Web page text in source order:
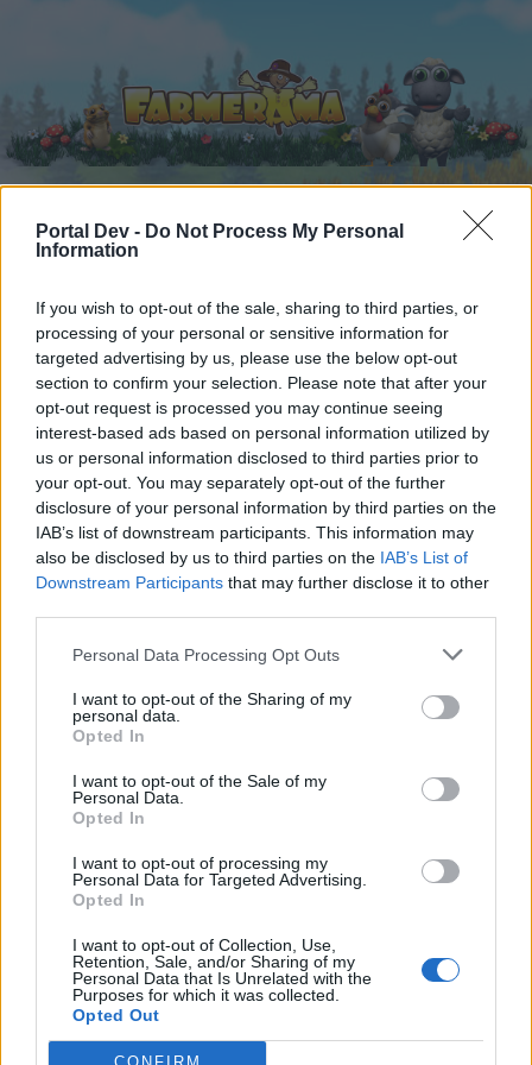
Portal Dev - Do Not Process My Personal
Information
If you wish to opt-out of the sale, sharing to third parties, or
processing of your personal or sensitive information for
targeted advertising by us, please use the below opt-out
section to confirm your selection. Please note that after your
opt-out request is processed you may continue seeing
interest-based ads based on personal information utilized by
us or personal information disclosed to third parties prior to
your opt-out. You may separately opt-out of the further
disclosure of your personal information by third parties on the
IAB’s list of downstream participants. This information may
also be disclosed by us to third parties on the IAB’s List of
Downstream Participants that may further disclose it to other
Personal Data Processing Opt Outs
I want to opt-out of the Sharing of my
personal data.
Opted In
I want to opt-out of the Sale of my
Personal Data.
Opted In
I want to opt-out of processing my
Personal Data for Targeted Advertising.
Opted In
I want to opt-out of Collection, Use,
Retention, Sale, and/or Sharing of my
Personal Data that Is Unrelated with the
Purposes for which it was collected.
Opted Out
CONFIRM
Archiv Rest Wörter mit 3 Buchstaben nach dem ABC (V)
Mitglieder, denen der Beitrag #142
gefällt
Liebe(r) Forum-Leser/in,
wenn Du in diesem Forum aktiv an den
Gesprächen teilnehmen oder eigene Themen
starten möchtest, musst Du Dich bitte zunächst
im Spiel einloggen. Falls Du noch keinen
Wir freuen uns auf Deinen nächsten Besuch in
unserem Forum!
„Zum Spiel“
Thema:
Lebende Forenlegende, weiblich, <
Beiträge: 13.501
Sweet_Bubble
Lebende Forenlegende
Beiträge:
6 Oktober 2024
.enibas.
Forenhalbgott
Beiträge:
Bela486
Startseite Kalender